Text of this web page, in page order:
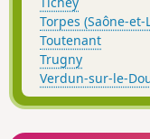
Torpes (Saône-et-
Toutenant
Trugny
Verdun-sur-le-